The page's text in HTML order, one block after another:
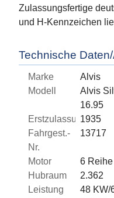
Zulassungsfertige
und H-Kennzeichen
Technische
Marke
Alvis
Modell
Alvis
16.95
Erstzulassung1935
Fahrgest.-
Nr.
13717
Motor
6 Reihe
Hubraum
2.362
Leistung
48 KW/